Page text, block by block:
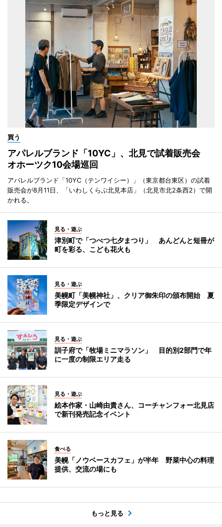
買う
アパレルブランド「10YC」、北見で試着販売会
オホーツク10会場巡回
アパレルブランド「10YC（テンワイシー）」（東京都台東区）の試着
販売会が8月11日、「いわしくらぶ北見本店」（北見市北2条西2）で開
かれる。
見る・遊ぶ
津別町で「つべつ七夕まつり」 あんどんと短冊が
町を彩る、こども花火も
見る・遊ぶ
美幌町「美幌神社」、クリア御朱印の頒布開始 夏
季限定デザインで
見る・遊ぶ
訓子府で「牧場ミニマラソン」 目的別2部門で年
に一度の制限エリア走る
見る・遊ぶ
絵本作家・山崎由貴さん、コーチャンフォー北見店
で新刊発売記念イベント
食べる
美幌「ノウベースカフェ」が半年 野菜中心の料理
提供、交流の場にも
もっと見る